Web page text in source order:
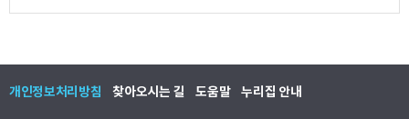
개인정보처리방침 찾아오시는 길 도움말 누리집 안내